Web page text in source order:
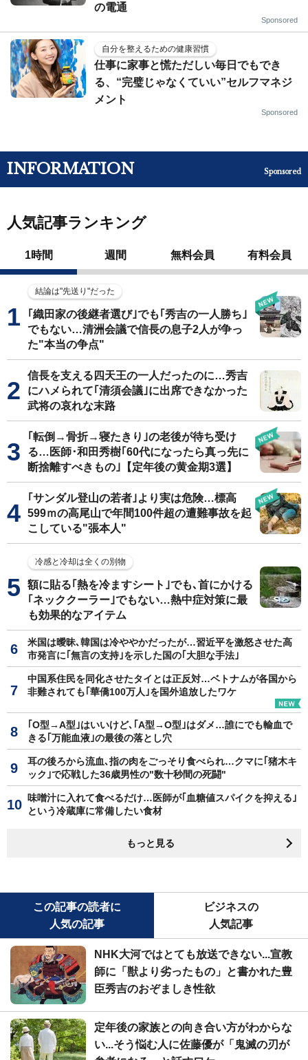
の電通
Sponsored
自分を整えるための健康習慣
仕事に家事と慌ただしい毎日でもでき
る、“完璧じゃなくていい”セルフマネジ
メント
Sponsored
INFORMATION Sponsored
人気記事ランキング
1時間 週間 無料会員 有料会員
結論は"先送り"だった
｢織田家の後継者選び｣でも｢秀吉の一人勝ち｣
でもない…清洲会議で信長の息子2人が争っ
た"本当の争点"
信長を支える四天王の一人だったのに…秀吉
にハメられて｢清須会議｣に出席できなかった
武将の哀れな末路
｢転倒→骨折→寝たきり｣の老後が待ち受け
る…医師･和田秀樹｢60代になったら真っ先に
断捨離すべきもの｣【定年後の黄金期3選】
｢サンダル登山の若者｣より実は危険…標高
599ｍの高尾山で年間100件超の遭難事故を起
こしている"張本人"
冷感と冷却は全くの別物
額に貼る｢熱を冷ますシート｣でも､首にかける
｢ネッククーラー｣でもない…熱中症対策に最
も効果的なアイテム
米国は曖昧､韓国は冷ややかだったが…習近平を激怒させた高
市発言に｢無言の支持｣を示した国の｢大胆な手法｣
中国系住民を同化させたタイとは正反対…ベトナムが各国から
非難されても｢華僑100万人｣を国外追放したワケ
｢O型→A型｣はいいけど､｢A型→O型｣はダメ…誰にでも輸血で
きる｢万能血液｣の最後の落とし穴
耳の後ろから流血､指の肉をごっそり食べられ…クマに｢猪木キ
ック｣で応戦した36歳男性の"数十秒間の死闘"
味噌汁に入れて食べるだけ…医師が｢血糖値スパイクを抑える｣
という冷蔵庫に常備したい食材
もっと見る
この記事の読者に
人気の記事
ビジネスの
人気記事
NHK大河ではとても放送できない...宣教
師に「獣より劣ったもの」と書かれた豊
臣秀吉のおぞましき性欲
定年後の家族との向き合い方がわからな
い...そう悩む人に佐藤優が「鬼滅の刃が